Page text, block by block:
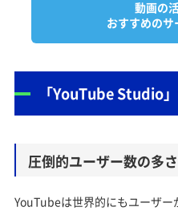
動画の
おすすめの
「YouTube Studio
圧倒的ユーザー数の多さ
YouTubeは世界的にもユーザ